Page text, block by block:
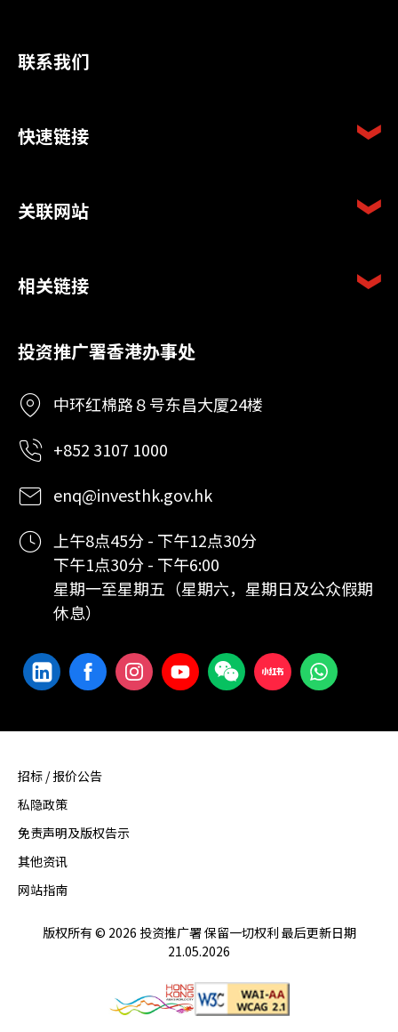
联系我们
快速链接
关联网站
相关链接
投资推广署香港办事处
中环红棉路８号东昌大厦24楼
+852 3107 1000
enq@investhk.gov.hk
上午8点45分 - 下午12点30分
下午1点30分 - 下午6:00
星期一至星期五（星期六，星期日及公众假期
休息）
招标 / 报价公告
私隐政策
免责声明及版权告示
其他资讯
网站指南
版权所有 © 2026 投资推广署 保留一切权利 最后更新日期
21.05.2026